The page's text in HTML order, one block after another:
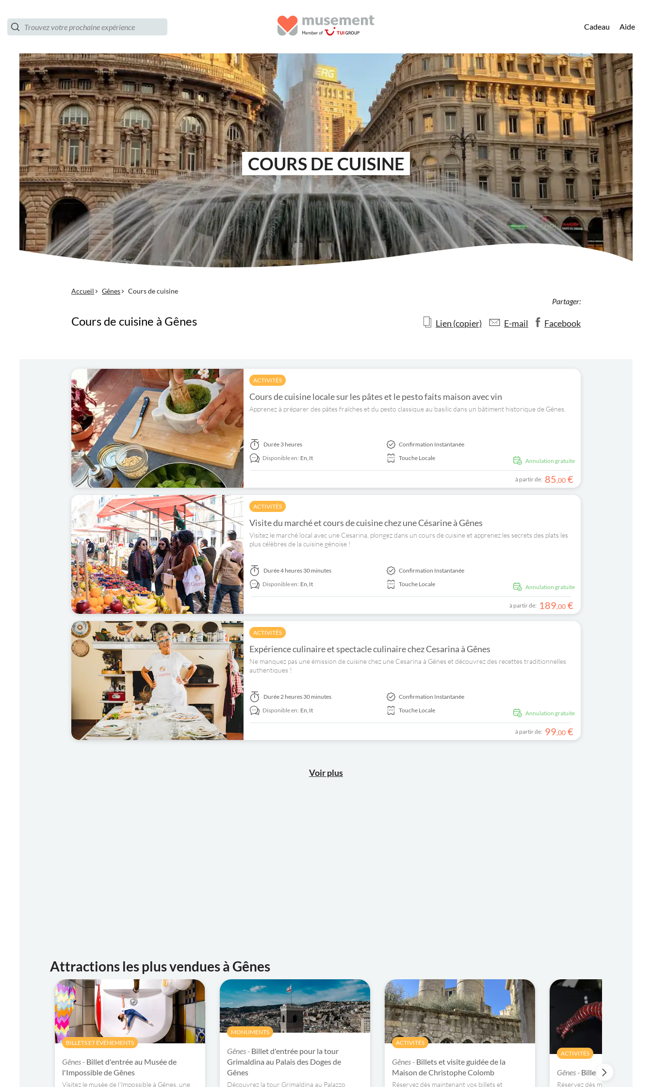
Cadeau Aide
COURS DE CUISINE
Accueil Gênes Cours de cuisine
Cours de cuisine à Gênes
Partager:
Lien (copier) E-mail Facebook
ACTIVITÉS
Cours de cuisine locale sur les pâtes et le pesto faits maison avec vin
Apprenez à préparer des pâtes fraîches et du pesto classique au basilic dans un bâtiment historique de Gênes.
Annulation gratuite
Durée 3 heures
Disponible en: En, It
Confirmation Instantanée
Touche Locale
à partir de: 85,00 €
ACTIVITÉS
Visite du marché et cours de cuisine chez une Césarine à Gênes
Visitez le marché local avec une Cesarina, plongez dans un cours de cuisine et apprenez les secrets des plats les
plus célèbres de la cuisine génoise !
Annulation gratuite
Durée4 heures 30 minutes
Disponible en: En, It
Confirmation Instantanée
Touche Locale
à partir de: 189,00 €
ACTIVITÉS
Expérience culinaire et spectacle culinaire chez Cesarina à Gênes
Ne manquez pas une émission de cuisine chez une Cesarina à Gênes et découvrez des recettes traditionnelles
authentiques !
Annulation gratuite
Durée2 heures 30 minutes
Disponible en: En, It
Confirmation Instantanée
Touche Locale
à partir de: 99,00 €
Voir plus
Attractions les plus vendues à Gênes
BILLETS ET ÉVÉNEMENTS
Gênes - Billet d'entrée au Musée de
l'Impossible de Gênes
Visitez le musée de l'Impossible à Gênes, une
MONUMENTS
Gênes - Billet d'entrée pour la tour
Grimaldina au Palais des Doges de
Gênes
Découvrez la tour Grimaldina au Palazzo
ACTIVITÉS
Gênes - Billets et visite guidée de la
Maison de Christophe Colomb
Réservez dès maintenant vos billets et
ACTIVITÉS
Gênes - Billets du musée
Réservez dès maintenant vos